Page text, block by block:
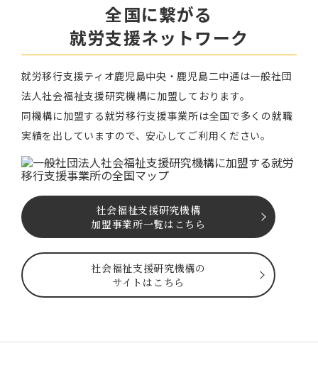
全国に繋がる
就労⽀援ネットワーク
就労移⾏⽀援ティオ⿅児島中央・鹿児島二中通は⼀般社団
法⼈社会福祉⽀援研究機構に加盟しております。
同機構に加盟する就労移⾏⽀援事業所は全国で多くの就職
実績を出していますので、安⼼してご利⽤ください。
社会福祉⽀援研究機構
加盟事業所一覧はこちら
社会福祉⽀援研究機構の
サイトはこちら